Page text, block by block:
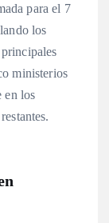
para el 7
los
ministerios
en los
.